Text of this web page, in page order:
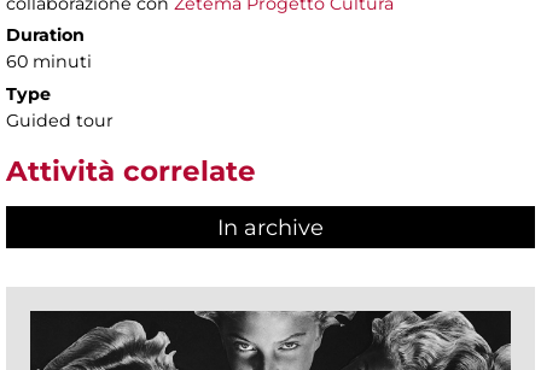
Duration
60 minuti
Type
Guided tour
Attività correlate
In archive